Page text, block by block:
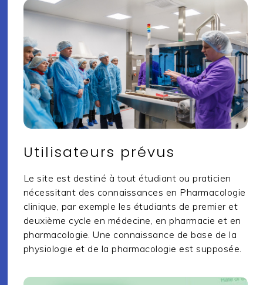
Utilisateurs prévus
Le site est destiné à tout étudiant ou praticien
nécessitant des connaissances en Pharmacologie
clinique, par exemple les étudiants de premier et
deuxième cycle en médecine, en pharmacie et en
pharmacologie. Une connaissance de base de la
physiologie et de la pharmacologie est supposée.